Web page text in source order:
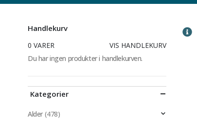
Handlekurv
0 VARER
VIS HANDLEKURV
Du har ingen produkter i handlekurven.
Kategorier
Alder (478)